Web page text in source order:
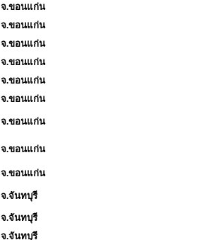
จ.ขอนแก่น
จ.ขอนแก่น
จ.ขอนแก่น
จ.ขอนแก่น
จ.ขอนแก่น
จ.ขอนแก่น
จ.ขอนแก่น
จ.ขอนแก่น
จ.ขอนแก่น
จ.จันทบุรี
จ.จันทบุรี
จ.จันทบุรี